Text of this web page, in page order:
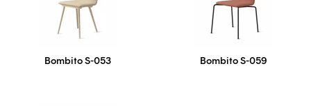
Bombito S-053 Bombito S-059